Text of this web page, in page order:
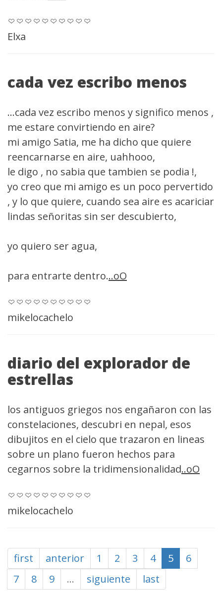
Elxa
cada vez escribo menos
...cada vez escribo menos y significo menos ,
me estare convirtiendo en aire?
mi amigo Satia, me ha dicho que quiere
reencarnarse en aire, uahhooo,
le digo , no sabia que tambien se podia !,
yo creo que mi amigo es un poco pervertido
, y lo que quiere, cuando sea aire es acariciar
lindas señoritas sin ser descubierto,
yo quiero ser agua,
para entrarte dentro...oO
mikelocachelo
diario del explorador de
estrellas
los antiguos griegos nos engañaron con las
constelaciones, descubri en nepal, esos
dibujitos en el cielo que trazaron en lineas
sobre un plano fueron hechos para
cegarnos sobre la tridimensionalidad..oO
mikelocachelo
first anterior 1 2 3 4 5
6
7
8 9 … siguiente last